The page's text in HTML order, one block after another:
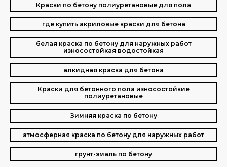
Краски по бетону полиуретановые для пола
где купить акриловые краски для бетона
белая краска по бетону для наружных работ
износостойкая водостойкая
алкидная краска для бетона
Краски для бетонного пола износостойкие
полиуретановые
Зимняя краска по бетону
атмосферная краска по бетону для наружных работ
грунт-эмаль по бетону